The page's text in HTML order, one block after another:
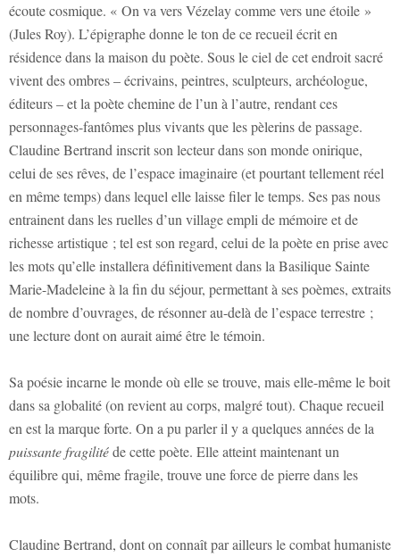
écoute cosmique. « On va vers Vézelay comme vers une étoile »
(Jules Roy). L’épigraphe donne le ton de ce recueil écrit en
résidence dans la maison du poète. Sous le ciel de cet endroit sacré
vivent des ombres – écrivains, peintres, sculpteurs, archéologue,
éditeurs – et la poète chemine de l’un à l’autre, rendant ces
personnages-fantômes plus vivants que les pèlerins de passage.
Claudine Bertrand inscrit son lecteur dans son monde onirique,
celui de ses rêves, de l’espace imaginaire (et pourtant tellement réel
en même temps) dans lequel elle laisse filer le temps. Ses pas nous
entrainent dans les ruelles d’un village empli de mémoire et de
richesse artistique ; tel est son regard, celui de la poète en prise avec
les mots qu’elle installera définitivement dans la Basilique Sainte
Marie-Madeleine à la fin du séjour, permettant à ses poèmes, extraits
de nombre d’ouvrages, de résonner au-delà de l’espace terrestre ;
une lecture dont on aurait aimé être le témoin.
Sa poésie incarne le monde où elle se trouve, mais elle-même le boit
dans sa globalité (on revient au corps, malgré tout). Chaque recueil
en est la marque forte. On a pu parler il y a quelques années de la
puissante fragilitéde cette poète. Elle atteint maintenant un
équilibre qui, même fragile, trouve une force de pierre dans les
mots.
Claudine Bertrand, dont on connaît par ailleurs le combat humaniste